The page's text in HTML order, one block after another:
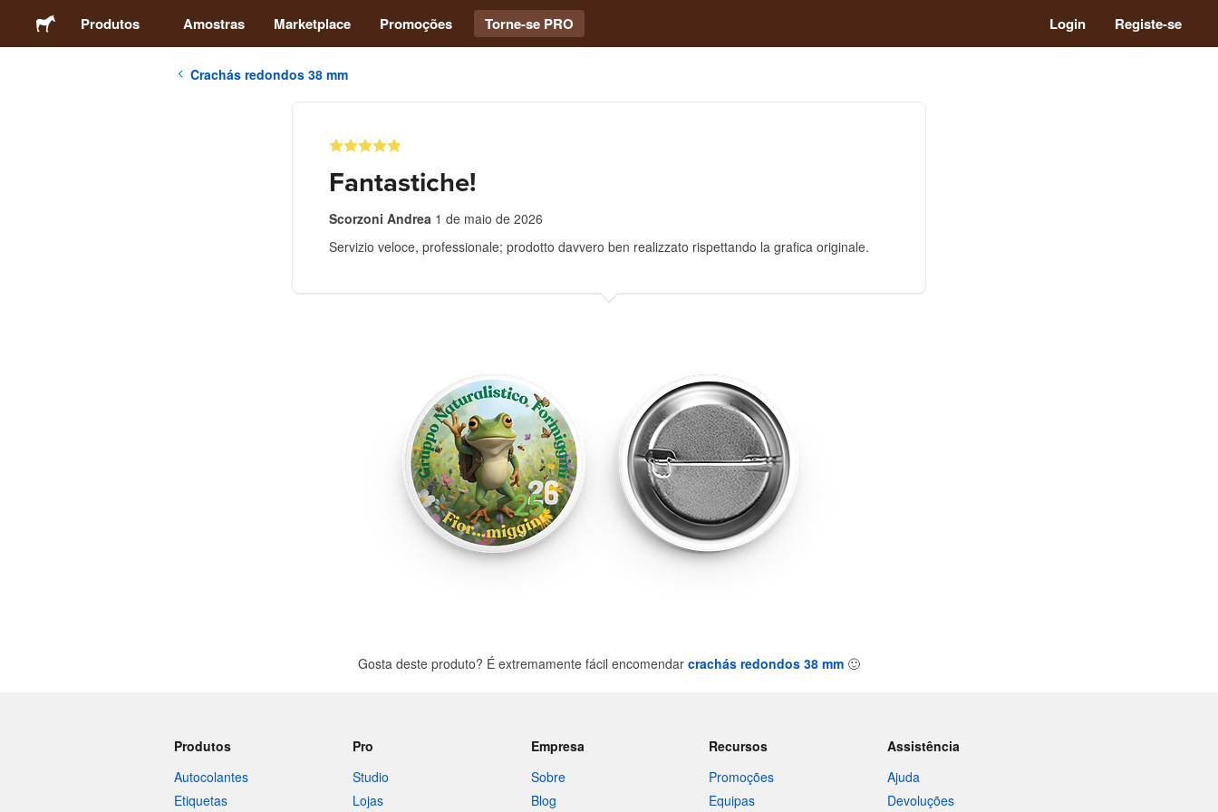
Produtos Amostras Marketplace Promoções Torne-se PRO Login Registe-se
Crachás redondos 38 mm
Fantastiche!
Scorzoni Andrea 1 de maio de 2026
Servizio veloce, professionale; prodotto davvero ben realizzato rispettando la grafica originale.
Gosta deste produto? É extremamente fácil encomendar crachás redondos 38 mm 🙂
Produtos
Autocolantes
Etiquetas
Pro
Studio
Lojas
Empresa
Sobre
Blog
Recursos
Promoções
Equipas
Assistência
Ajuda
Devoluções